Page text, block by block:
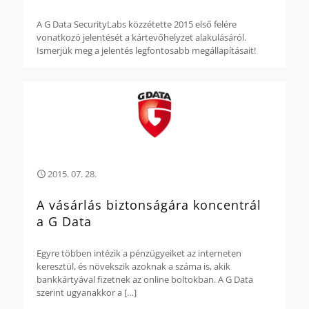
A G Data SecurityLabs közzétette 2015 első felére
vonatkozó jelentését a kártevőhelyzet alakulásáról.
Ismerjük meg a jelentés legfontosabb megállapításait!
2015. 07. 28.
A vásárlás biztonságára koncentrál
a G Data
Egyre többen intézik a pénzügyeiket az interneten
keresztül, és növekszik azoknak a száma is, akik
bankkártyával fizetnek az online boltokban. A G Data
szerint ugyanakkor a […]